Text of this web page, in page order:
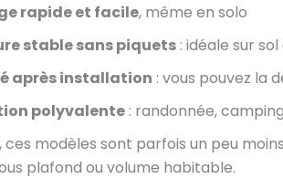
rapide et facile, même en solo
stable sans piquets : idéale sur sol
après installation : vous pouvez la
polyvalente : randonnée,
ces modèles sont parfois un peu
plafond ou volume habitable.